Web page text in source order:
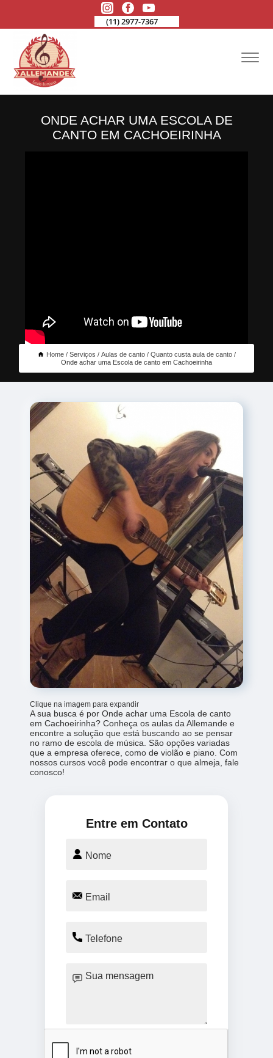
(11) 2977-7367
ONDE ACHAR UMA ESCOLA DE
CANTO EM CACHOEIRINHA
Home Serviços Aulas de canto
Quanto custa aula de canto
Onde achar uma Escola de canto em Cachoeirinha
Clique na imagem para expandir
A sua busca é por Onde achar uma Escola de canto
em Cachoeirinha? Conheça os aulas da Allemande e
encontre a solução que está buscando ao se pensar
no ramo de escola de música. São opções variadas
que a empresa oferece, como de violão e piano. Com
nossos cursos você pode encontrar o que almeja, fale
conosco!
Entre em Contato